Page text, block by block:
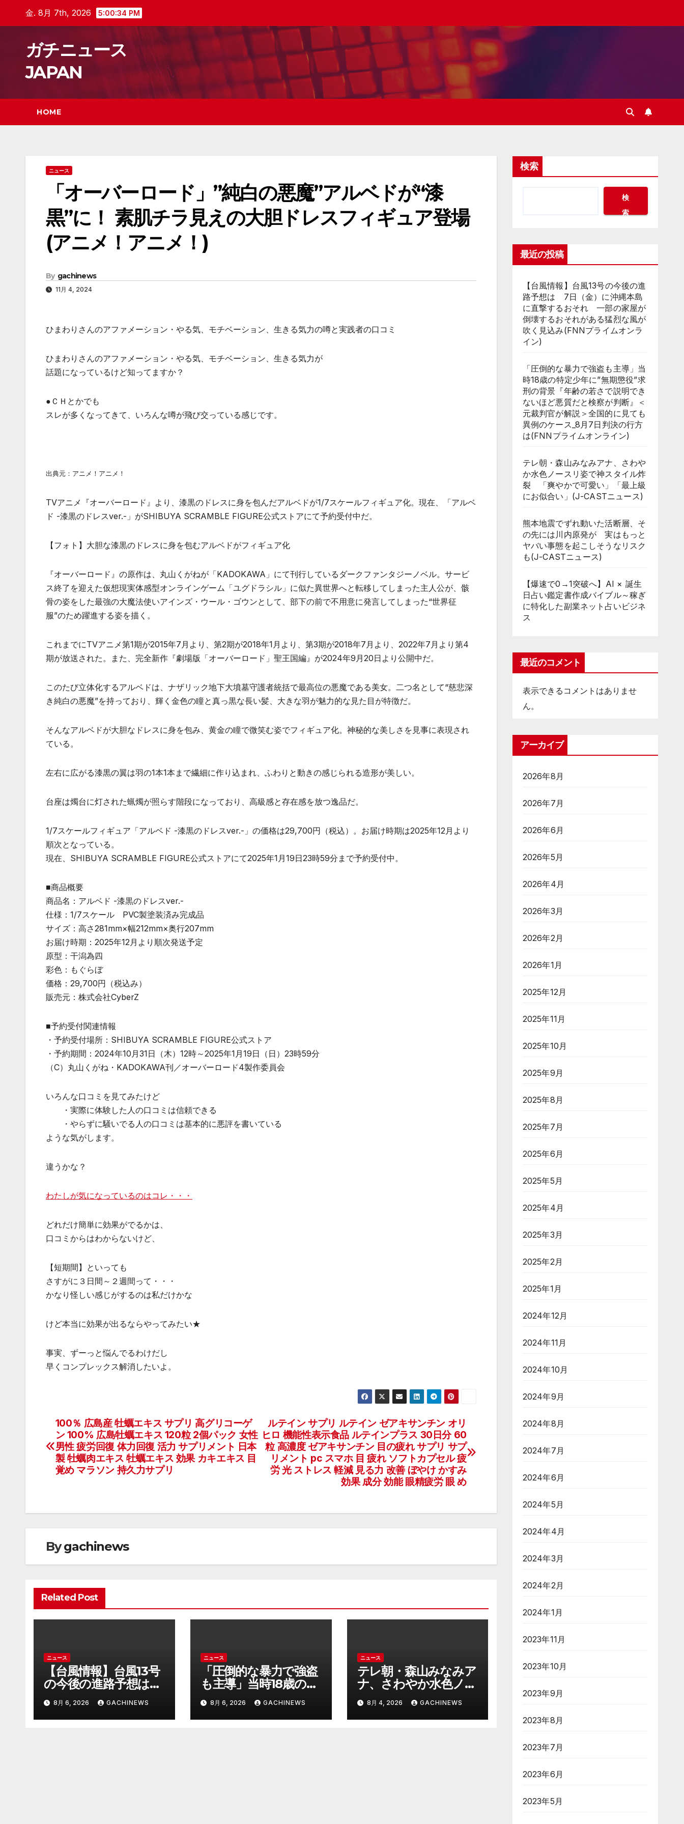
金. 8月 7th, 2026 5:00:35 PM
ガチニュース
JAPAN
HOME
ニュース
「オーバーロード」”純白の悪魔”アルベドが“漆
黒”に！ 素肌チラ見えの大胆ドレスフィギュア登場
(アニメ！アニメ！)
By gachinews
11月 4, 2024
ひまわりさんのアファメーション・やる気、モチベーション、生きる気力の噂と実践者の口コミ
ひまわりさんのアファメーション・やる気、モチベーション、生きる気力が
話題になっているけど知ってますか？
●ＣＨとかでも
スレが多くなってきて、いろんな噂が飛び交っている感じです。
出典元：アニメ！アニメ！
TVアニメ『オーバーロード』より、漆黒のドレスに身を包んだアルベドが1/7スケールフィギュア化。現在、「アルベ
ド -漆黒のドレスver.-」がSHIBUYA SCRAMBLE FIGURE公式ストアにて予約受付中だ。
【フォト】大胆な漆黒のドレスに身を包むアルベドがフィギュア化
『オーバーロード』の原作は、丸山くがねが「KADOKAWA」にて刊行しているダークファンタジーノベル。サービ
ス終了を迎えた仮想現実体感型オンラインゲーム「ユグドラシル」に似た異世界へと転移してしまった主人公が、骸
骨の姿をした最強の大魔法使いアインズ・ウール・ゴウンとして、部下の前で不用意に発言してしまった“世界征
服”のため躍進する姿を描く。
これまでにTVアニメ第1期が2015年7月より、第2期が2018年1月より、第3期が2018年7月より、2022年7月より第4
期が放送された。また、完全新作『劇場版「オーバーロード」聖王国編』が2024年9月20日より公開中だ。
このたび立体化するアルベドは、ナザリック地下大墳墓守護者統括で最高位の悪魔である美女。二つ名として“慈悲深
き純白の悪魔”を持っており、輝く金色の瞳と真っ黒な長い髪、大きな羽が魅力的な見た目が特徴だ。
そんなアルベドが大胆なドレスに身を包み、黄金の瞳で微笑む姿でフィギュア化。神秘的な美しさを見事に表現され
ている。
左右に広がる漆黒の翼は羽の1本1本まで繊細に作り込まれ、ふわりと動きの感じられる造形が美しい。
台座は燭台に灯された蝋燭が照らす階段になっており、高級感と存在感を放つ逸品だ。
1/7スケールフィギュア「アルベド -漆黒のドレスver.-」の価格は29,700円（税込）。お届け時期は2025年12月より
順次となっている。
現在、SHIBUYA SCRAMBLE FIGURE公式ストアにて2025年1月19日23時59分まで予約受付中。
■商品概要
商品名：アルベド -漆黒のドレスver.-
仕様：1/7スケール PVC製塗装済み完成品
サイズ：高さ281mm×幅212mm×奥行207mm
お届け時期：2025年12月より順次発送予定
原型：干潟為四
彩色：もぐらぼ
価格：29,700円（税込み）
販売元：株式会社CyberZ
■予約受付関連情報
・予約受付場所：SHIBUYA SCRAMBLE FIGURE公式ストア
・予約期間：2024年10月31日（木）12時～2025年1月19日（日）23時59分
（C）丸山くがね・KADOKAWA刊／オーバーロード4製作委員会
いろんな口コミを見てみたけど
・実際に体験した人の口コミは信頼できる
・やらずに騒いでる人の口コミは基本的に悪評を書いている
ような気がします。
違うかな？
わたしが気になっているのはコレ・・・
どれだけ簡単に効果がでるかは、
口コミからはわからないけど、
【短期間】といっても
さすがに３日間～２週間って・・・
かなり怪しい感じがするのは私だけかな
けど本当に効果が出るならやってみたい★
事実、ずーっと悩んでるわけだし
早くコンプレックス解消したいよ。
投
稿
ナ
ゲ
シ
ン
ルテイン サプリ ルテイン ゼアキサンチン オリ
ヒロ 機能性表示食品 ルテインプラス 30日分 60
粒 高濃度 ゼアキサンチン 目の疲れ サプリ サプ
リメント pc スマホ 目 疲れ ソフトカプセル 疲
労 光 ストレス 軽減 見る力 改善 ぼやけ かすみ
効果 成分 効能 眼精疲労 眼 め
100％ 広島産 牡蠣エキス サプリ 高グリコーゲ
ン 100% 広島牡蠣エキス 120粒 2個パック 女性
男性 疲労回復 体力回復 活力 サプリメント 日本
製 牡蠣肉エキス 牡蠣エキス 効果 カキエキス 目
覚め マラソン 持久力サプリ
Bygachinews
Related Post
ニュース
【台風情報】台風13号
の今後の進路予想は
7日（金）に沖縄本島
に直撃するおそれ 一
部の家屋が倒壊するお
8月 6, 2026 GACHINEWS
ニュース
「圧倒的な暴力で強盗
も主導」当時18歳の特
定少年に”無期懲役”求
刑の背景『年齢の若さ
で説明できないほど悪
8月 6, 2026 GACHINEWS
ニュース
テレ朝・森山みなみア
ナ、さわやか水色ノー
スリ姿で神スタイル炸
裂 「爽やかで可愛
い」「最上級にお似合
8月 4, 2026 GACHINEWS
検索
検
索
最近の投稿
【台風情報】台風13号の今後の進
路予想は 7日（金）に沖縄本島
に直撃するおそれ 一部の家屋が
倒壊するおそれがある猛烈な風が
吹く見込み(FNNプライムオンラ
イン)
「圧倒的な暴力で強盗も主導」当
時18歳の特定少年に”無期懲役”求
刑の背景『年齢の若さで説明でき
ないほど悪質だと検察が判断』＜
元裁判官が解説＞全国的に見ても
異例のケース_8月7日判決の行方
は(FNNプライムオンライン)
テレ朝・森山みなみアナ、さわや
か水色ノースリ姿で神スタイル炸
裂 「爽やかで可愛い」「最上級
にお似合い」(J-CASTニュース)
熊本地震でずれ動いた活断層、そ
の先には川内原発が 実はもっと
ヤバい事態を起こしそうなリスク
も(J-CASTニュース)
【爆速で0→1突破へ】AI × 誕生
日占い鑑定書作成バイブル～稼ぎ
に特化した副業ネット占いビジネ
ス
最近のコメント
表示できるコメントはありませ
ん。
アーカイブ
2026年8月
2026年7月
2026年6月
2026年5月
2026年4月
2026年3月
2026年2月
2026年1月
2025年12月
2025年11月
2025年10月
2025年9月
2025年8月
2025年7月
2025年6月
2025年5月
2025年4月
2025年3月
2025年2月
2025年1月
2024年12月
2024年11月
2024年10月
2024年9月
2024年8月
2024年7月
2024年6月
2024年5月
2024年4月
2024年3月
2024年2月
2024年1月
2023年11月
2023年10月
2023年9月
2023年8月
2023年7月
2023年6月
2023年5月